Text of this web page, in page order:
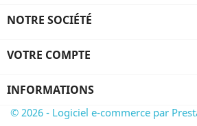
NOTRE SOCIÉTÉ
VOTRE COMPTE
INFORMATIONS
© 2026 - Logiciel e-commerce par